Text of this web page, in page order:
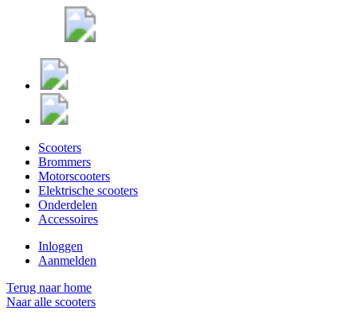
Scooters
Brommers
Motorscooters
Elektrische scooters
Onderdelen
Accessoires
Inloggen
Aanmelden
Terug naar home
Naar alle scooters